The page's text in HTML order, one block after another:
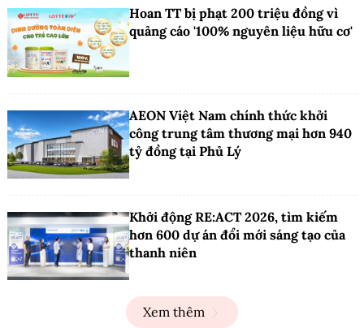
Hoan TT bị phạt 200 triệu đồng vì
quảng cáo '100% nguyên liệu hữu cơ'
AEON Việt Nam chính thức khởi
công trung tâm thương mại hơn 940
tỷ đồng tại Phủ Lý
Khởi động RE:ACT 2026, tìm kiếm
hơn 600 dự án đổi mới sáng tạo của
thanh niên
Xem thêm